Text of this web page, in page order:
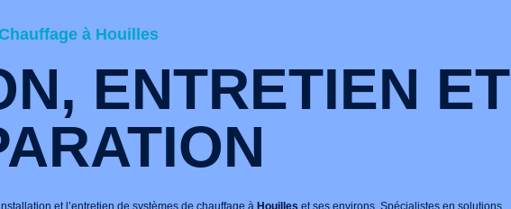
à Houilles
ENTRETIEN ET
et l’entretien de systèmes de chauffage à Houilles et ses environs. Spécialistes en solutions